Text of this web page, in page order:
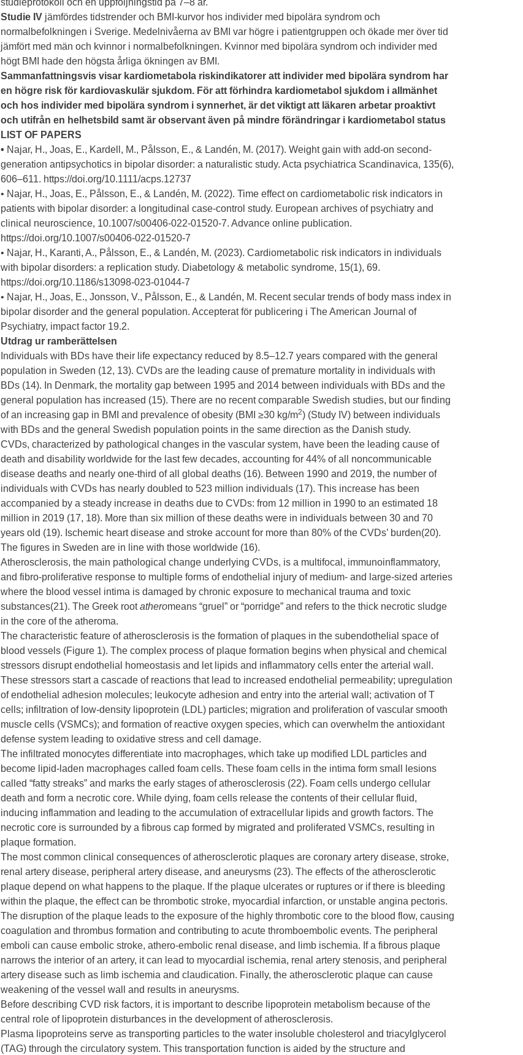
studieprotokoll och en uppföljningstid på 7–8 år.
Studie IV jämfördes tidstrender och BMI-kurvor hos individer med bipolära syndrom och
normalbefolkningen i Sverige. Medelnivåerna av BMI var högre i patientgruppen och ökade mer över tid
jämfört med män och kvinnor i normalbefolkningen. Kvinnor med bipolära syndrom och individer med
högt BMI hade den högsta årliga ökningen av BMI.
Sammanfattningsvis visar kardiometabola riskindikatorer att individer med bipolära syndrom har
en högre risk för kardiovaskulär sjukdom. För att förhindra kardiometabol sjukdom i allmänhet
och hos individer med bipolära syndrom i synnerhet, är det viktigt att läkaren arbetar proaktivt
och utifrån en helhetsbild samt är observant även på mindre förändringar i kardiometabol status
LIST OF PAPERS
• Najar, H., Joas, E., Kardell, M., Pålsson, E., & Landén, M. (2017). Weight gain with add-on second-
generation antipsychotics in bipolar disorder: a naturalistic study. Acta psychiatrica Scandinavica, 135(6),
606–611. https://doi.org/10.1111/acps.12737
• Najar, H., Joas, E., Pålsson, E., & Landén, M. (2022). Time effect on cardiometabolic risk indicators in
patients with bipolar disorder: a longitudinal case-control study. European archives of psychiatry and
clinical neuroscience, 10.1007/s00406-022-01520-7. Advance online publication.
https://doi.org/10.1007/s00406-022-01520-7
• Najar, H., Karanti, A., Pålsson, E., & Landén, M. (2023). Cardiometabolic risk indicators in individuals
with bipolar disorders: a replication study. Diabetology & metabolic syndrome, 15(1), 69.
https://doi.org/10.1186/s13098-023-01044-7
• Najar, H., Joas, E., Jonsson, V., Pålsson, E., & Landén, M. Recent secular trends of body mass index in
bipolar disorder and the general population. Accepterat för publicering i The American Journal of
Psychiatry, impact factor 19.2.
Utdrag ur ramberättelsen
Individuals with BDs have their life expectancy reduced by 8.5–12.7 years compared with the general
population in Sweden (12, 13). CVDs are the leading cause of premature mortality in individuals with
BDs (14). In Denmark, the mortality gap between 1995 and 2014 between individuals with BDs and the
general population has increased (15). There are no recent comparable Swedish studies, but our finding
of an increasing gap in BMI and prevalence of obesity (BMI ≥30 kg/m2) (Study IV) between individuals
with BDs and the general Swedish population points in the same direction as the Danish study.
CVDs, characterized by pathological changes in the vascular system, have been the leading cause of
death and disability worldwide for the last few decades, accounting for 44% of all noncommunicable
disease deaths and nearly one-third of all global deaths (16). Between 1990 and 2019, the number of
individuals with CVDs has nearly doubled to 523 million individuals (17). This increase has been
accompanied by a steady increase in deaths due to CVDs: from 12 million in 1990 to an estimated 18
million in 2019 (17, 18). More than six million of these deaths were in individuals between 30 and 70
years old (19). Ischemic heart disease and stroke account for more than 80% of the CVDs’ burden(20).
The figures in Sweden are in line with those worldwide (16).
Atherosclerosis, the main pathological change underlying CVDs, is a multifocal, immunoinflammatory,
and fibro-proliferative response to multiple forms of endothelial injury of medium- and large-sized arteries
where the blood vessel intima is damaged by chronic exposure to mechanical trauma and toxic
substances(21). The Greek rootatheromeans “gruel” or “porridge” and refers to the thick necrotic sludge
in the core of the atheroma.
The characteristic feature of atherosclerosis is the formation of plaques in the subendothelial space of
blood vessels (Figure 1). The complex process of plaque formation begins when physical and chemical
stressors disrupt endothelial homeostasis and let lipids and inflammatory cells enter the arterial wall.
These stressors start a cascade of reactions that lead to increased endothelial permeability; upregulation
of endothelial adhesion molecules; leukocyte adhesion and entry into the arterial wall; activation of T
cells; infiltration of low-density lipoprotein (LDL) particles; migration and proliferation of vascular smooth
muscle cells (VSMCs); and formation of reactive oxygen species, which can overwhelm the antioxidant
defense system leading to oxidative stress and cell damage.
The infiltrated monocytes differentiate into macrophages, which take up modified LDL particles and
become lipid-laden macrophages called foam cells. These foam cells in the intima form small lesions
called “fatty streaks” and marks the early stages of atherosclerosis (22). Foam cells undergo cellular
death and form a necrotic core. While dying, foam cells release the contents of their cellular fluid,
inducing inflammation and leading to the accumulation of extracellular lipids and growth factors. The
necrotic core is surrounded by a fibrous cap formed by migrated and proliferated VSMCs, resulting in
plaque formation.
The most common clinical consequences of atherosclerotic plaques are coronary artery disease, stroke,
renal artery disease, peripheral artery disease, and aneurysms (23). The effects of the atherosclerotic
plaque depend on what happens to the plaque. If the plaque ulcerates or ruptures or if there is bleeding
within the plaque, the effect can be thrombotic stroke, myocardial infarction, or unstable angina pectoris.
The disruption of the plaque leads to the exposure of the highly thrombotic core to the blood flow, causing
coagulation and thrombus formation and contributing to acute thromboembolic events. The peripheral
emboli can cause embolic stroke, athero-embolic renal disease, and limb ischemia. If a fibrous plaque
narrows the interior of an artery, it can lead to myocardial ischemia, renal artery stenosis, and peripheral
artery disease such as limb ischemia and claudication. Finally, the atherosclerotic plaque can cause
weakening of the vessel wall and results in aneurysms.
Before describing CVD risk factors, it is important to describe lipoprotein metabolism because of the
central role of lipoprotein disturbances in the development of atherosclerosis.
Plasma lipoproteins serve as transporting particles to the water insoluble cholesterol and triacylglycerol
(TAG) through the circulatory system. This transportation function is aided by the structure and